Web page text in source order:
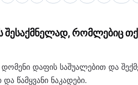
რომლებიც
დაფის საშუალებით და
წამყვანი ნაკადები.